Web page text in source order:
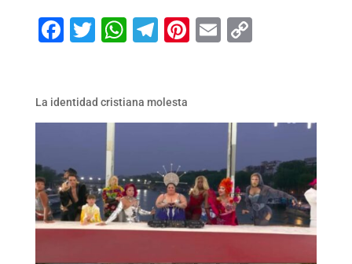
Facebook
Twitter
WhatsApp
Telegram
Pinterest
EmailCopy
La identidad cristiana molesta